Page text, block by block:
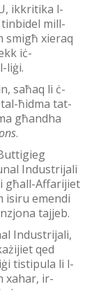
ikkritika l-
mill-
smigħ xieraq
iċ-
liġi.
saħaq li ċ-
ħidma tat-
għandha
.
Industrijali
għall-Affarijiet
isiru emendi
tajjeb.
Industrijali,
qed
tistipula li l-
xahar, ir-